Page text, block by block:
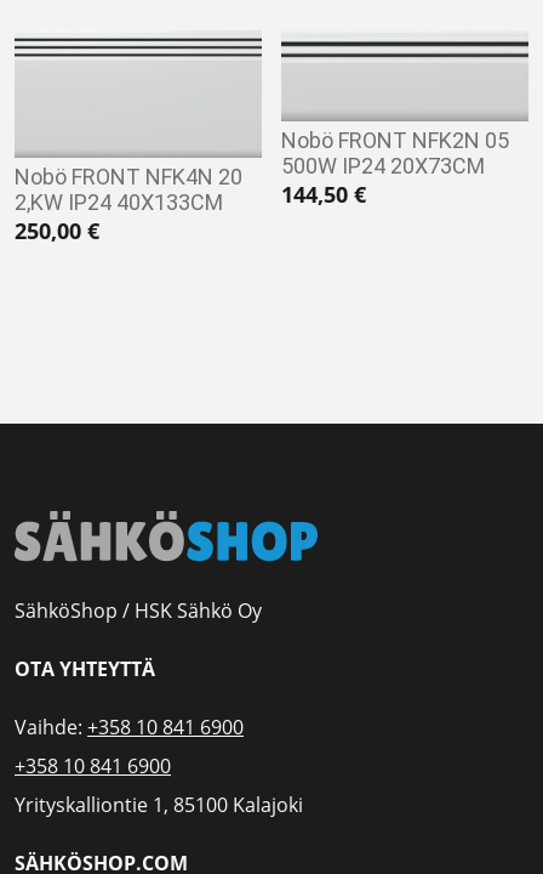
Nobö FRONT NFK4N 20
2,KW IP24 40X133CM
250,00 €
Nobö FRONT NFK2N 05
500W IP24 20X73CM
144,50€
SähköShop / HSK Sähkö Oy
OTA YHTEYTTÄ
Vaihde: +358 10 841 6900
+358 10 841 6900
Yrityskalliontie 1, 85100 Kalajoki
SÄHKÖSHOP.COM